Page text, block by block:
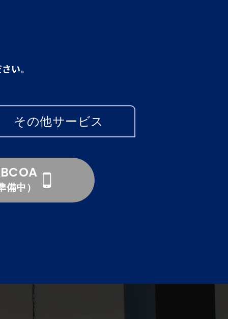
い。
その他サービス
備中）